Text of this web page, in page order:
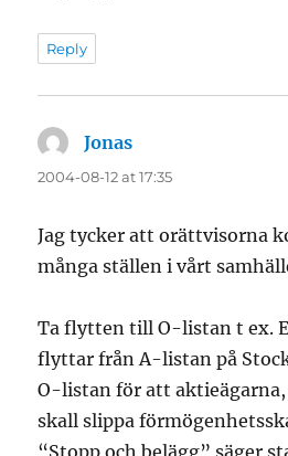
Reply
Jonas
2004-08-12 at 17:35
Jag tycker att orättvisorna
många ställen i vårt
Ta flytten till O-listan t ex.
flyttar från A-listan på
O-listan för att
skall slippa